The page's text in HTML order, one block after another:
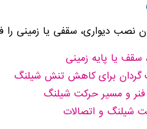
نصب دیواری، سقفی یا زمینی را
یا پایه زمینی
گردان برای کاهش تنش شیلنگ
فنر و مسیر حرکت شیلنگ
شیلنگ و اتصالات